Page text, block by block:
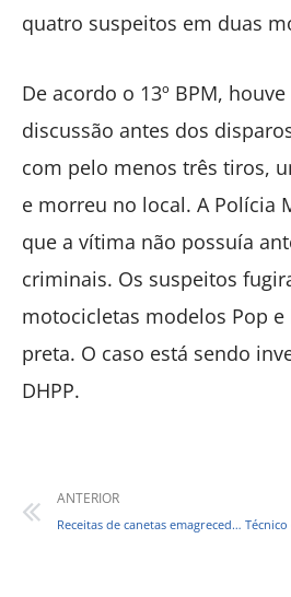
quatro suspeitos em duas
De acordo o 13º BPM,
discussão antes dos
com pelo menos três tiros,
e morreu no local. A Polícia
que a vítima não possuía
criminais. Os suspeitos
motocicletas modelos Pop
preta. O caso está sendo
DHPP.
ANTERIOR
Receitas de canetas emagrecedoras serão retidas a partir desta segunda